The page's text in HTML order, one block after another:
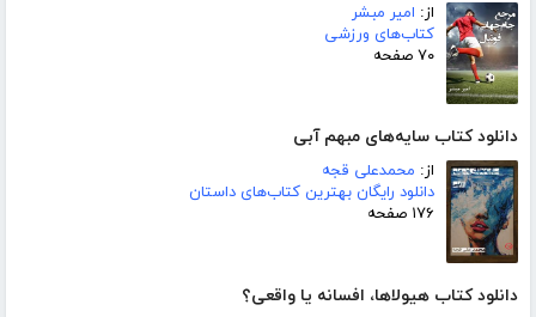
از: امیر مبشر
کتاب‌های ورزشی
۷۰ صفحه
دانلود کتاب سایه‌های مبهم آبی
از: محمدعلی قجه
دانلود رایگان بهترین کتاب‌های داستان
۱۷۶ صفحه
دانلود کتاب هیولاها، افسانه یا واقعی؟